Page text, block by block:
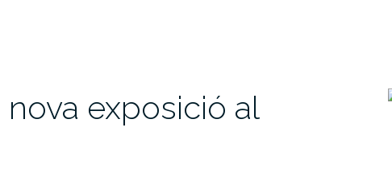
exposició al